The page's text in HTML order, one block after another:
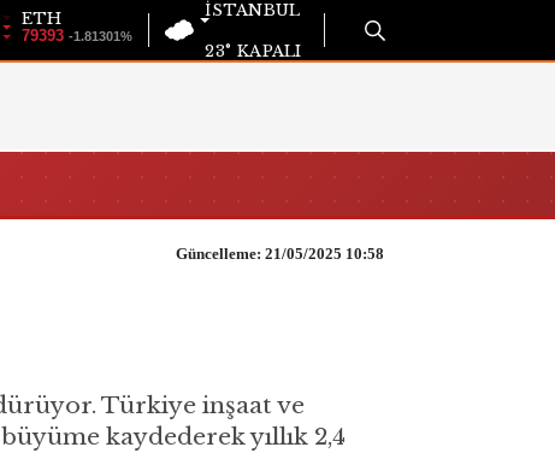
ETH
79393 -1.81301%
İSTANBUL
23° KAPALI
Güncelleme: 21/05/2025 10:58
Türkiye inşaat ve
kaydederek yıllık 2,4